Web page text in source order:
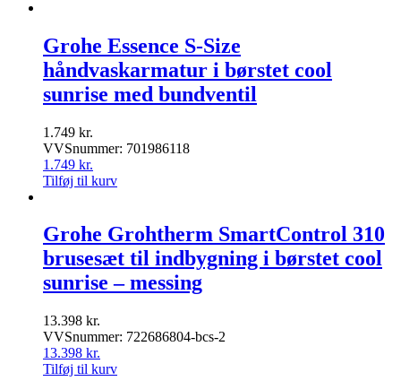
Grohe Essence S-Size
håndvaskarmatur i børstet cool
sunrise med bundventil
1.749 kr.
VVSnummer: 701986118
1.749 kr.
Tilføj til kurv
Grohe Grohtherm SmartControl 310
brusesæt til indbygning i børstet cool
sunrise – messing
13.398 kr.
VVSnummer: 722686804-bcs-2
13.398 kr.
Tilføj til kurv